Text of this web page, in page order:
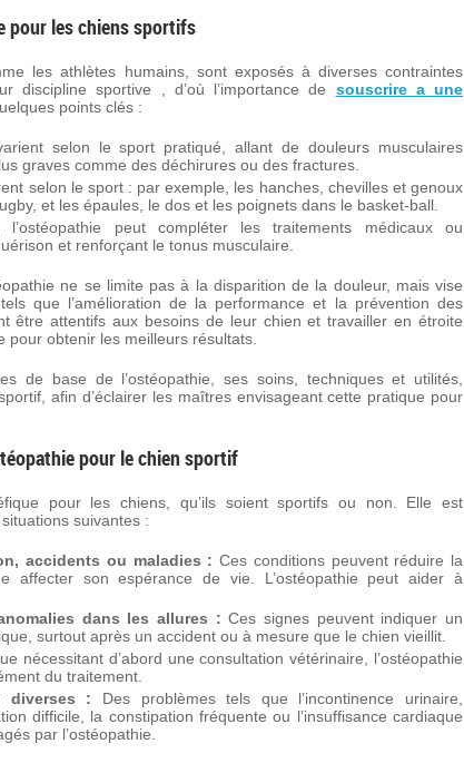
pour les chiens sportifs
les athlètes humains, sont exposés à diverses contraintes
discipline sportive , d’où l’importance de souscrire a une
points clés :
selon le sport pratiqué, allant de douleurs musculaires
graves comme des déchirures ou des fractures.
selon le sport : par exemple, les hanches, chevilles et genoux
et les épaules, le dos et les poignets dans le basket-ball.
l’ostéopathie peut compléter les traitements médicaux ou
et renforçant le tonus musculaire.
ne se limite pas à la disparition de la douleur, mais vise
que l’amélioration de la performance et la prévention des
être attentifs aux besoins de leur chien et travailler en étroite
pour obtenir les meilleurs résultats.
de base de l’ostéopathie, ses soins, techniques et utilités,
afin d’éclairer les maîtres envisageant cette pratique pour
pour le chien sportif
pour les chiens, qu’ils soient sportifs ou non. Elle est
suivantes :
accidents ou maladies : Ces conditions peuvent réduire la
affecter son espérance de vie. L’ostéopathie peut aider à
dans les allures : Ces signes peuvent indiquer un
surtout après un accident ou à mesure que le chien vieillit.
nécessitant d’abord une consultation vétérinaire, l’ostéopathie
du traitement.
diverses : Des problèmes tels que l’incontinence urinaire,
difficile, la constipation fréquente ou l’insuffisance cardiaque
par l’ostéopathie.